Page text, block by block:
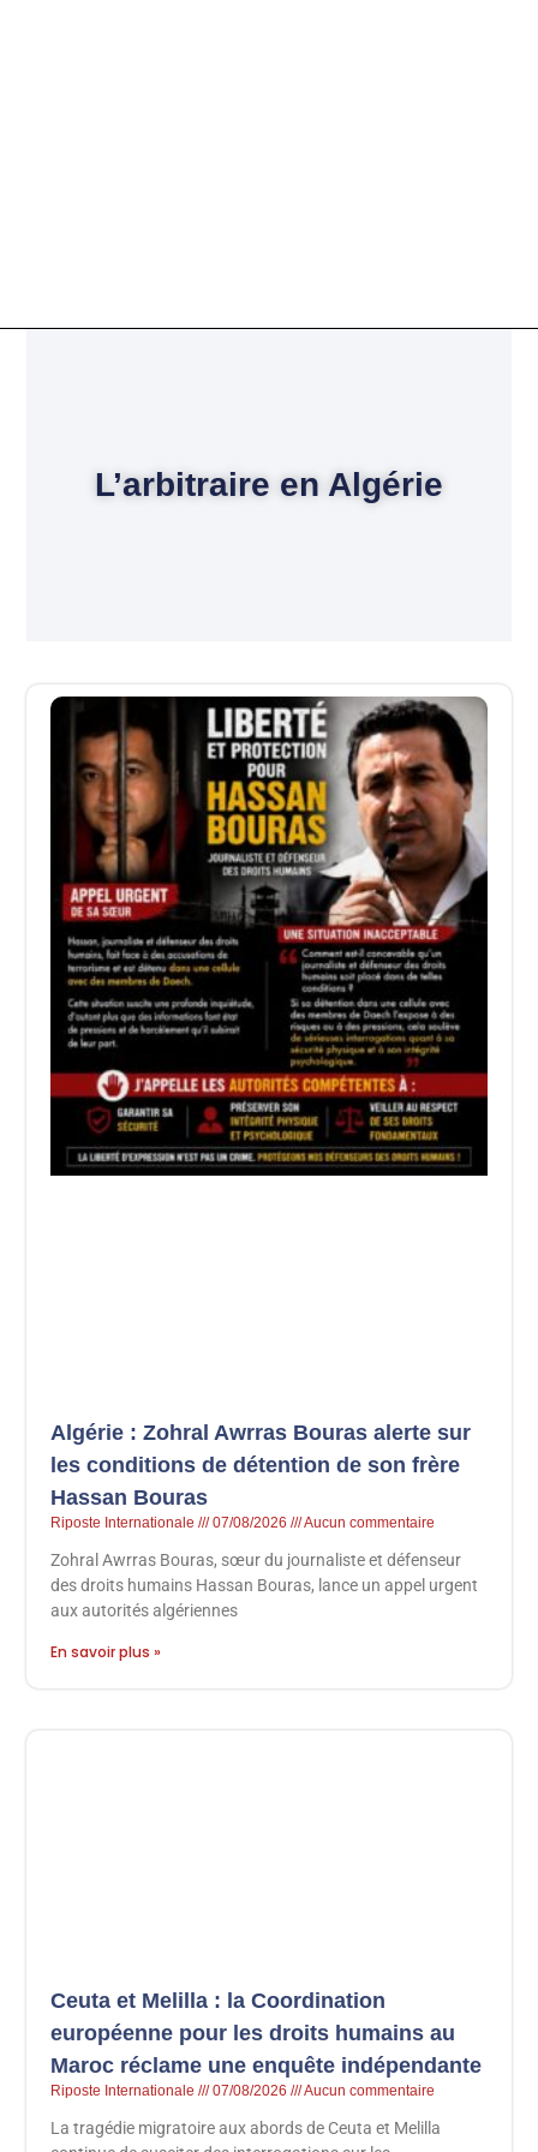
L’arbitraire en Algérie
Algérie : Zohral Awrras Bouras alerte sur
les conditions de détention de son frère
Hassan Bouras
Riposte Internationale 07/08/2026 Aucun commentaire
Zohral Awrras Bouras, sœur du journaliste et défenseur
des droits humains Hassan Bouras, lance un appel urgent
aux autorités algériennes
En savoir plus »
Ceuta et Melilla : la Coordination
européenne pour les droits humains au
Maroc réclame une enquête indépendante
Riposte Internationale 07/08/2026 Aucun commentaire
La tragédie migratoire aux abords de Ceuta et Melilla